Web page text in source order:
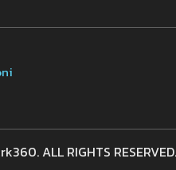
ALL RIGHTS RESERVED.